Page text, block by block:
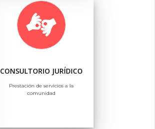
CONSULTORIO JURÍDICO
Prestación de servicios a la
comunidad